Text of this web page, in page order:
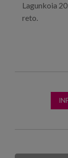
Lagunkoia
reto.